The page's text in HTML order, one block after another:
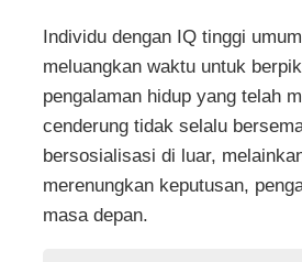
Individu dengan IQ tinggi
meluangkan waktu untuk
pengalaman hidup yang telah
cenderung tidak selalu
bersosialisasi di luar,
merenungkan keputusan,
masa depan.